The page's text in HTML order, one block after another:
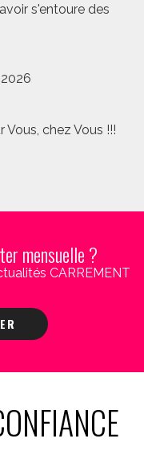
s'entoure des
Vous, chez Vous !!!
mensuelle ?
CARREMENT